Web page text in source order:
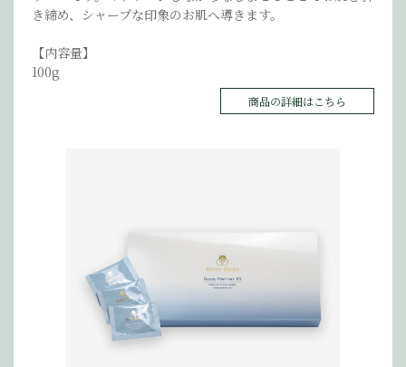
き締め、シャープな印象のお肌へ導きます。
【内容量】
100g
商品の詳細はこちら